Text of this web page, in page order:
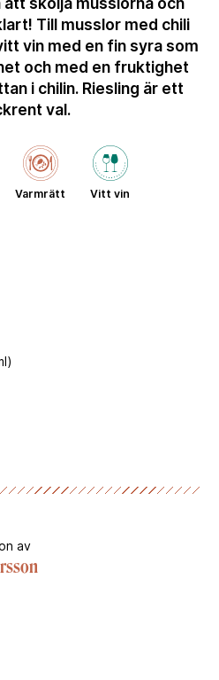
Till musslor med chili
vin med en fin syra som
och med en fruktighet
i chilin. Riesling är ett
val.
Varmrätt Vitt vin
av